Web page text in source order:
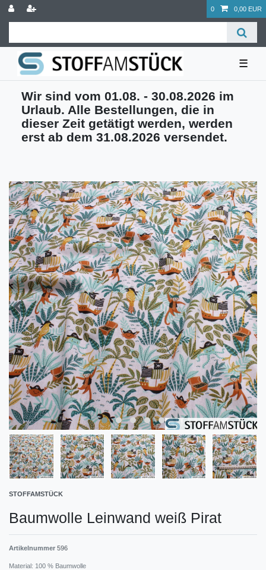
0 0,00 EUR
☰
Wir sind vom 01.08. - 30.08.2026 im
Urlaub. Alle Bestellungen, die in
dieser Zeit getätigt werden, werden
erst ab dem 31.08.2026 versendet.
STOFFAMSTÜCK
Baumwolle Leinwand weiß Pirat
Artikelnummer 596
Material: 100 % Baumwolle